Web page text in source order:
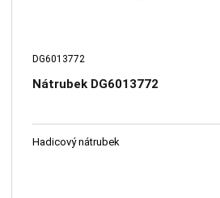
DG6013772
Nátrubek DG6013772
Hadicový nátrubek